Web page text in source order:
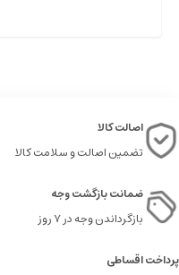
اصالت کالا
تضمین اصالت و سلامت کالا
ضمانت بازگشت وجه
بازگرداندن وجه در ۷ روز
پرداخت اقساطی